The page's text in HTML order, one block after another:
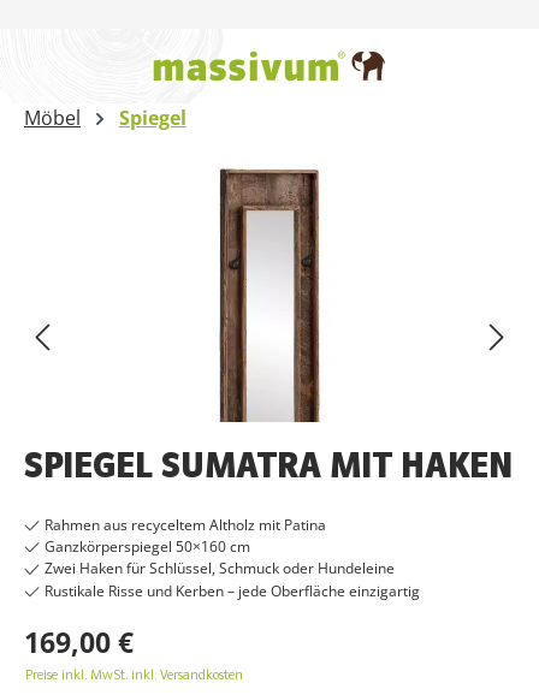
Möbel
Spiegel
Bildergalerie überspringen
SPIEGEL SUMATRA MIT HAKEN
Rahmen aus recyceltem Altholz mit Patina
Ganzkörperspiegel 50×160 cm
Zwei Haken für Schlüssel, Schmuck oder Hundeleine
Rustikale Risse und Kerben – jede Oberfläche einzigartig
169,00 €
Preise inkl. MwSt. inkl. Versandkosten